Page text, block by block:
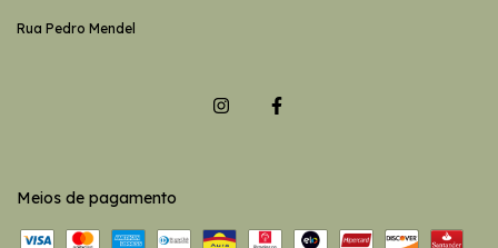
Rua Pedro Mendel
Meios de pagamento